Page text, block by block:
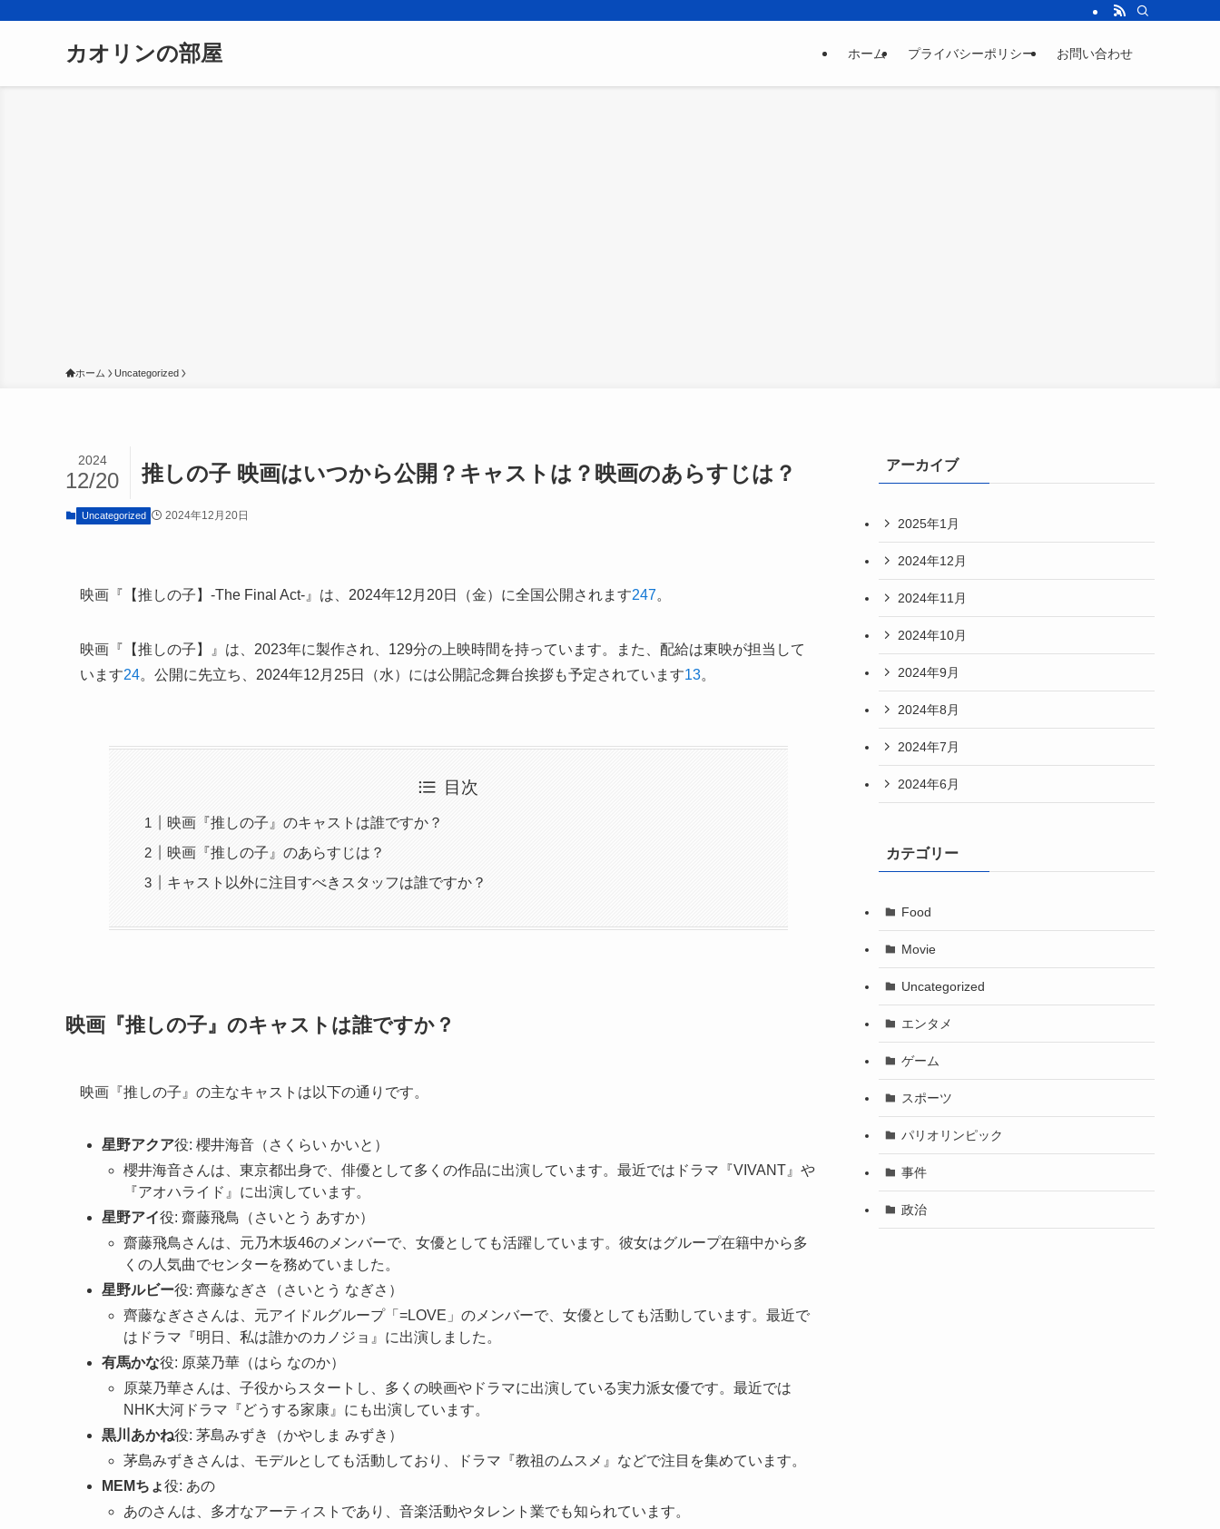
カオリンの部屋 ホーム プライバシーポリシー お問い合わせ
ホーム Uncategorized
推しの子 映画はいつから公開？キャストは？映画のあらすじは？
2024
12/20
Uncategorized 2024年12月20日
映画『【推しの子】-The Final Act-』は、2024年12月20日（金）に全国公開されます247。
映画『【推しの子】』は、2023年に製作され、129分の上映時間を持っています。また、配給は東映が担当して
います24。公開に先立ち、2024年12月25日（水）には公開記念舞台挨拶も予定されています13。
目次
映画『推しの子』のキャストは誰ですか？
映画『推しの子』のあらすじは？
キャスト以外に注目すべきスタッフは誰ですか？
映画『推しの子』のキャストは誰ですか？
映画『推しの子』の主なキャストは以下の通りです。
星野アクア役: 櫻井海音（さくらい かいと）
櫻井海音さんは、東京都出身で、俳優として多くの作品に出演しています。最近ではドラマ『VIVANT』や
『アオハライド』に出演しています。
星野アイ役: 齋藤飛鳥（さいとう あすか）
齋藤飛鳥さんは、元乃木坂46のメンバーで、女優としても活躍しています。彼女はグループ在籍中から多
くの人気曲でセンターを務めていました。
星野ルビー役: 齊藤なぎさ（さいとう なぎさ）
齊藤なぎささんは、元アイドルグループ「=LOVE」のメンバーで、女優としても活動しています。最近で
はドラマ『明日、私は誰かのカノジョ』に出演しました。
有馬かな役: 原菜乃華（はら なのか）
原菜乃華さんは、子役からスタートし、多くの映画やドラマに出演している実力派女優です。最近では
NHK大河ドラマ『どうする家康』にも出演しています。
黒川あかね役: 茅島みずき（かやしま みずき）
茅島みずきさんは、モデルとしても活動しており、ドラマ『教祖のムスメ』などで注目を集めています。
MEMちょ役: あの
あのさんは、多才なアーティストであり、音楽活動やタレント業でも知られています。
アーカイブ
2025年1月
2024年12月
2024年11月
2024年10月
2024年9月
2024年8月
2024年7月
2024年6月
カテゴリー
Food
Movie
Uncategorized
エンタメ
ゲーム
スポーツ
パリオリンピック
事件
政治